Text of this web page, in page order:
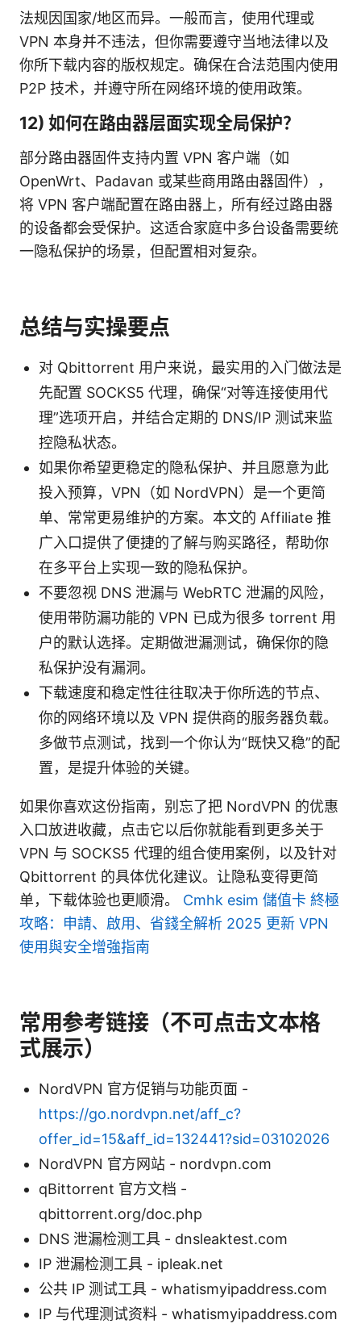
法规因国家/地区而异。一般而言，使用代理或
VPN 本身并不违法，但你需要遵守当地法律以及
你所下载内容的版权规定。确保在合法范围内使用
P2P 技术，并遵守所在网络环境的使用政策。
12) 如何在路由器层面实现全局保护？
部分路由器固件支持内置 VPN 客户端（如
OpenWrt、Padavan 或某些商用路由器固件），
将 VPN 客户端配置在路由器上，所有经过路由器
的设备都会受保护。这适合家庭中多台设备需要统
一隐私保护的场景，但配置相对复杂。
总结与实操要点
对 Qbittorrent 用户来说，最实用的入门做法是
先配置 SOCKS5 代理，确保“对等连接使用代
理”选项开启，并结合定期的 DNS/IP 测试来监
控隐私状态。
如果你希望更稳定的隐私保护、并且愿意为此
投入预算，VPN（如 NordVPN）是一个更简
单、常常更易维护的方案。本文的 Affiliate 推
广入口提供了便捷的了解与购买路径，帮助你
在多平台上实现一致的隐私保护。
不要忽视 DNS 泄漏与 WebRTC 泄漏的风险，
使用带防漏功能的 VPN 已成为很多 torrent 用
户的默认选择。定期做泄漏测试，确保你的隐
私保护没有漏洞。
下载速度和稳定性往往取决于你所选的节点、
你的网络环境以及 VPN 提供商的服务器负载。
多做节点测试，找到一个你认为“既快又稳”的配
置，是提升体验的关键。
如果你喜欢这份指南，别忘了把 NordVPN 的优惠
入口放进收藏，点击它以后你就能看到更多关于
VPN 与 SOCKS5 代理的组合使用案例，以及针对
Qbittorrent 的具体优化建议。让隐私变得更简
单，下载体验也更顺滑。 Cmhk esim 儲值卡 終極
攻略：申請、啟用、省錢全解析 2025 更新 VPN
使用與安全增強指南
常用参考链接（不可点击文本格
式展示）
NordVPN 官方促销与功能页面 -
https://go.nordvpn.net/aff_c?
offer_id=15&aff_id=132441?sid=03102026
NordVPN 官方网站 - nordvpn.com
qBittorrent 官方文档 -
qbittorrent.org/doc.php
DNS 泄漏检测工具 - dnsleaktest.com
IP 泄漏检测工具 - ipleak.net
公共 IP 测试工具 - whatismyipaddress.com
IP 与代理测试资料 - whatismyipaddress.com